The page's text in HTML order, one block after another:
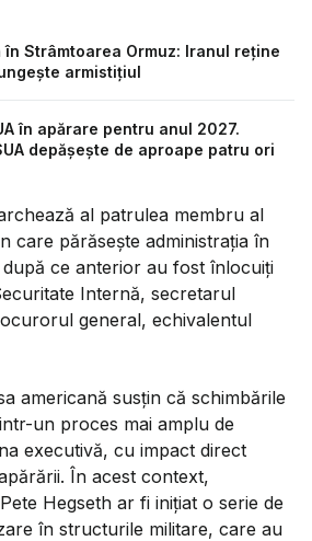
Strâmtoarea Ormuz: Iranul reține
armistițiul
în apărare pentru anul 2027.
depășește de aproape patru ori
al patrulea membru al
care părăsește administrația în
după ce anterior au fost înlocuiți
Internă, secretarul
general, echivalentul
americană susțin că schimbările
un proces mai amplu de
executivă, cu impact direct
În acest context,
Hegseth ar fi inițiat o serie de
în structurile militare, care au